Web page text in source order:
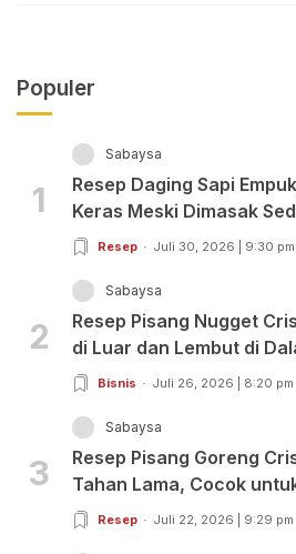
Populer
1
Sabaysa
Resep Daging Sapi
Keras Meski Dimasak
Resep Juli 30, 2026 | 9:30 pm
2
Sabaysa
Resep Pisang Nugget
di Luar dan Lembut di
Bisnis Juli 26, 2026 | 8:20 pm
3
Sabaysa
Resep Pisang Goreng
Tahan Lama, Cocok
Resep Juli 22, 2026 | 9:29 pm